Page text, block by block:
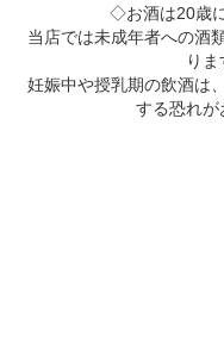
◇お酒は20歳
当店では未成年者への酒
りま
妊娠中や授乳期の飲酒は
する恐れが